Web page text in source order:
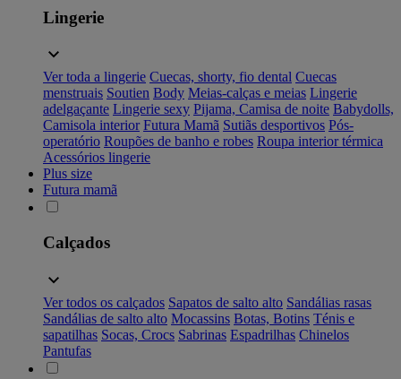
Lingerie
Ver toda a lingerie Cuecas, shorty, fio dental Cuecas
menstruais Soutien Body Meias-calças e meias Lingerie
adelgaçante Lingerie sexy Pijama, Camisa de noite Babydolls,
Camisola interior Futura Mamã Sutiãs desportivos Pós-
operatório Roupões de banho e robes Roupa interior térmica
Acessórios lingerie
Plus size
Futura mamã
Calçados
Ver todos os calçados Sapatos de salto alto Sandálias rasas
Sandálias de salto alto Mocassins Botas, Botins Ténis e
sapatilhas Socas, Crocs Sabrinas Espadrilhas Chinelos
Pantufas